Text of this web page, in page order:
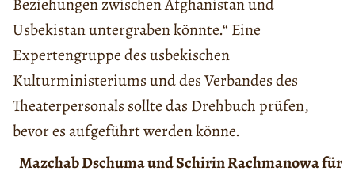
Beziehungen zwischen Afghanistan und
Usbekistan untergraben könnte.“ Eine
Expertengruppe des usbekischen
Kulturministeriums und des Verbandes des
Theaterpersonals sollte das Drehbuch prüfen,
bevor es aufgeführt werden könne.
Mazchab Dschuma und Schirin Rachmanowa für